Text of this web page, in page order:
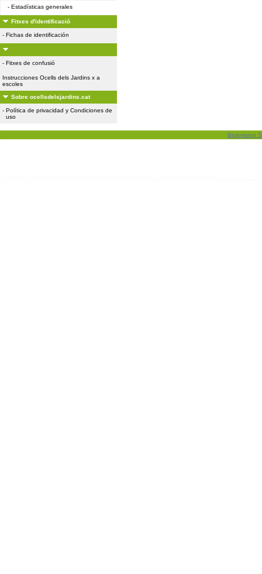
- Estadísticas generales
Fitxes d'identificació
- Fichas de identificación
- Fitxes de confusió
Instrucciones Ocells dels Jardins x a
escoles
Sobre ocellsdelsjardins.cat
- Política de privacidad y Condiciones de
uso
Biolovision